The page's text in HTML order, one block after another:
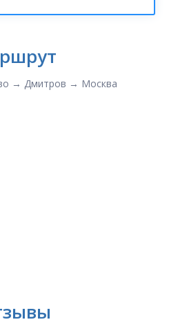
→ Дмитров → Москва